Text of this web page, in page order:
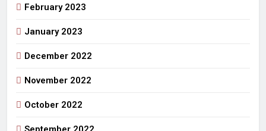
February 2023
January 2023
December 2022
November 2022
October 2022